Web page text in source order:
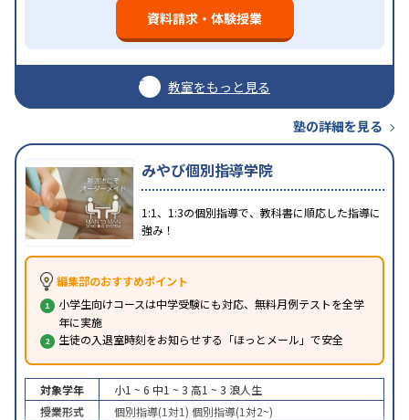
資料請求・体験授業
教室をもっと見る
塾の詳細を見る
みやび個別指導学院
1:1、1:3の個別指導で、教科書に順応した指導に
強み！
編集部のおすすめポイント
小学生向けコースは中学受験にも対応、無料月例テストを全学
年に実施
生徒の入退室時刻をお知らせする「ほっとメール」で安全
対象学年 小1 ~ 6 中1 ~ 3 高1 ~ 3 浪人生
授業形式
個別指導(1対1) 個別指導(1対2~)